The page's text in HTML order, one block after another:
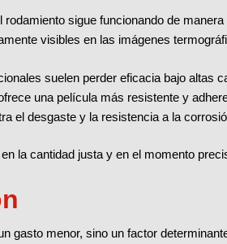
sigue funcionando de
visibles en las imágenes
suelen perder eficacia bajo altas
una película más resistente y
el desgaste y la resistencia a la
la cantidad justa y en el momento
gasto menor, sino un factor